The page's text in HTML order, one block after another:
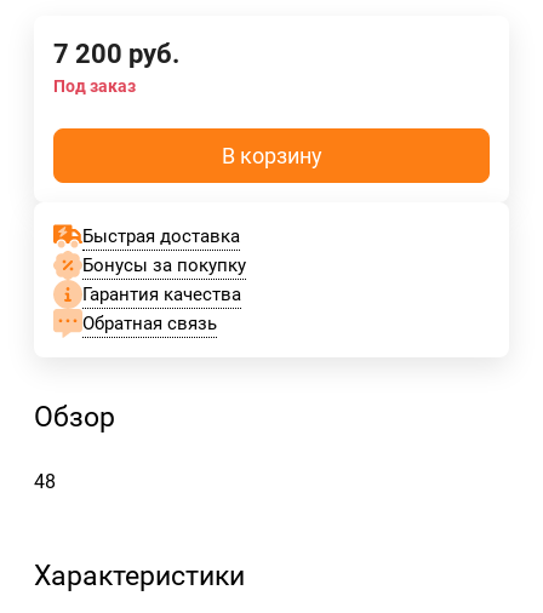
7 200 руб.
Под заказ
В корзину
Быстрая доставка
Бонусы за покупку
Гарантия качества
Обратная связь
Обзор
48
Характеристики